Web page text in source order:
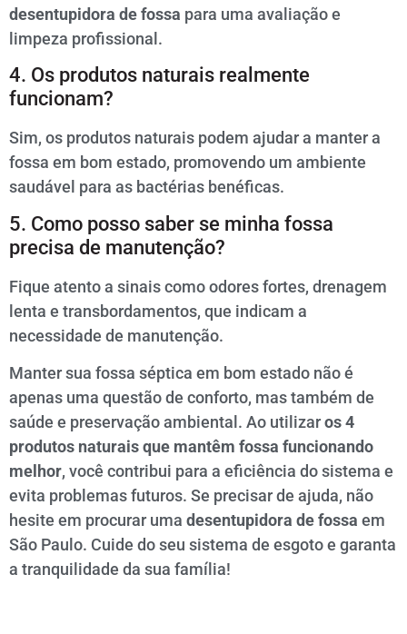
desentupidora de fossa para uma avaliação e
limpeza profissional.
4. Os produtos naturais realmente
funcionam?
Sim, os produtos naturais podem ajudar a manter a
fossa em bom estado, promovendo um ambiente
saudável para as bactérias benéficas.
5. Como posso saber se minha fossa
precisa de manutenção?
Fique atento a sinais como odores fortes, drenagem
lenta e transbordamentos, que indicam a
necessidade de manutenção.
Manter sua fossa séptica em bom estado não é
apenas uma questão de conforto, mas também de
saúde e preservação ambiental. Ao utilizaros 4
produtos naturais que mantêm fossa funcionando
melhor, você contribui para a eficiência do sistema e
evita problemas futuros. Se precisar de ajuda, não
hesite em procurar uma desentupidora de fossa em
São Paulo. Cuide do seu sistema de esgoto e garanta
a tranquilidade da sua família!